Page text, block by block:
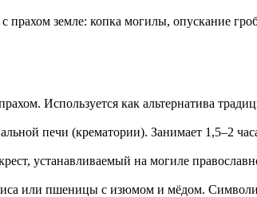
прахом земле: копка могилы, опускание
Используется как альтернатива
печи (крематории). Занимает 1,5–2
устанавливаемый на могиле
или пшеницы с изюмом и мёдом.